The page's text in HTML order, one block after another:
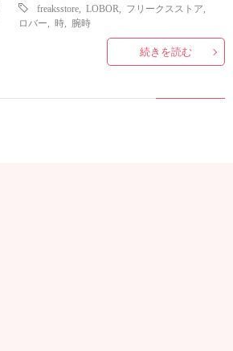
freaksstore ,LOBOR フリークスストア
ロバー
,時 腕時
続きを読む